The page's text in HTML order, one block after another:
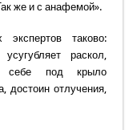
же и с анафемой».
таково:
раскол,
себе под крыло
достоин отлучения,